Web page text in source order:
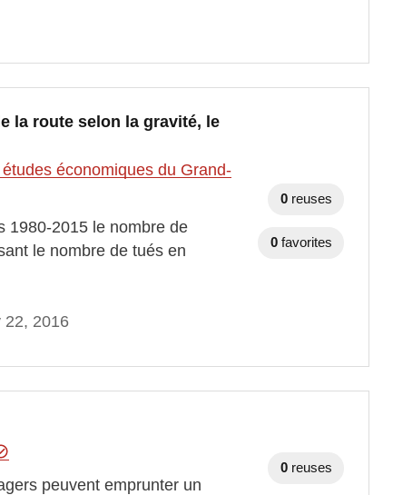
la route selon la gravité, le
économiques du Grand-
1980-2015 le nombre de
le nombre de tués en
22, 2016
0 reuses
0 favorites
peuvent emprunter un
0 reuses